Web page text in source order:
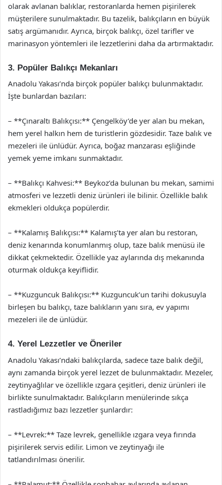
olarak avlanan balıklar, restoranlarda hemen pişirilerek
müşterilere sunulmaktadır. Bu tazelik, balıkçıların en büyük
satış argümanıdır. Ayrıca, birçok balıkçı, özel tarifler ve
marinasyon yöntemleri ile lezzetlerini daha da artırmaktadır.
3. Popüler Balıkçı Mekanları
Anadolu Yakası’nda birçok popüler balıkçı bulunmaktadır.
İşte bunlardan bazıları:
– **Çınaraltı Balıkçısı:** Çengelköy’de yer alan bu mekan,
hem yerel halkın hem de turistlerin gözdesidir. Taze balık ve
mezeleri ile ünlüdür. Ayrıca, boğaz manzarası eşliğinde
yemek yeme imkanı sunmaktadır.
– **Balıkçı Kahvesi:** Beykoz’da bulunan bu mekan, samimi
atmosferi ve lezzetli deniz ürünleri ile bilinir. Özellikle balık
ekmekleri oldukça popülerdir.
– **Kalamış Balıkçısı:** Kalamış’ta yer alan bu restoran,
deniz kenarında konumlanmış olup, taze balık menüsü ile
dikkat çekmektedir. Özellikle yaz aylarında dış mekanında
oturmak oldukça keyiflidir.
– **Kuzguncuk Balıkçısı:** Kuzguncuk’un tarihi dokusuyla
birleşen bu balıkçı, taze balıkların yanı sıra, ev yapımı
mezeleri ile de ünlüdür.
4. Yerel Lezzetler ve Öneriler
Anadolu Yakası’ndaki balıkçılarda, sadece taze balık değil,
aynı zamanda birçok yerel lezzet de bulunmaktadır. Mezeler,
zeytinyağlılar ve özellikle ızgara çeşitleri, deniz ürünleri ile
birlikte sunulmaktadır. Balıkçıların menülerinde sıkça
rastladığımız bazı lezzetler şunlardır:
– **Levrek:** Taze levrek, genellikle ızgara veya fırında
pişirilerek servis edilir. Limon ve zeytinyağı ile
tatlandırılması önerilir.